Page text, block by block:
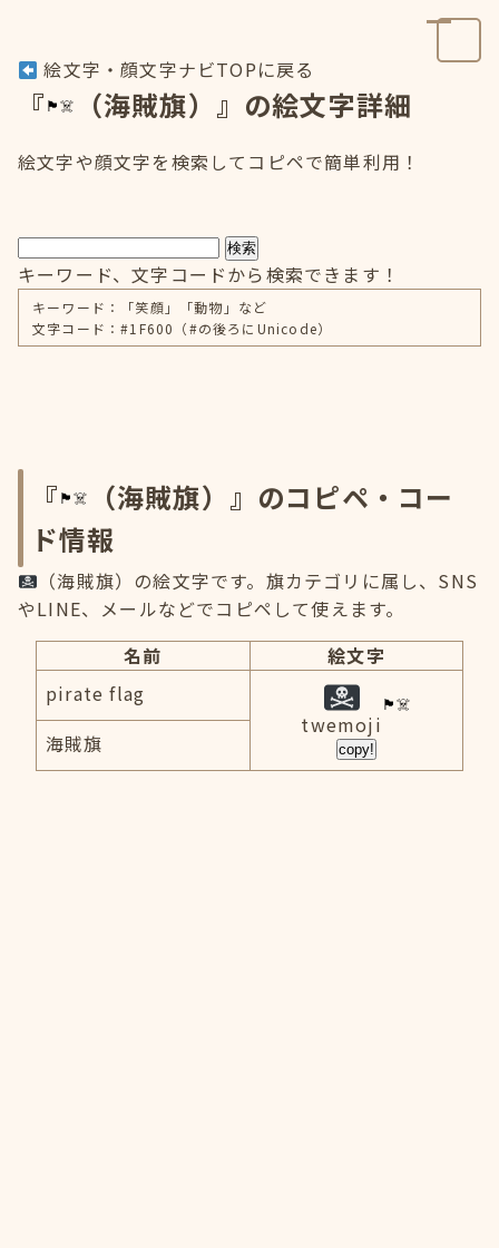
絵文字・顔文字ナビTOPに戻る
『 （海賊旗）』の絵文字詳細
絵文字や顔文字を検索してコピペで簡単利用！
検索
キーワード、文字コードから検索できます！
キーワード：「笑顔」「動物」など
文字コード：#1F600（#の後ろにUnicode）
『
（海賊旗）』のコピペ・コー
ド情報
（海賊旗）の絵文字です。旗カテゴリに属し、SNS
やLINE、メールなどでコピペして使えます。
名前
絵文字
pirate flag
twemoji
copy!
海賊旗